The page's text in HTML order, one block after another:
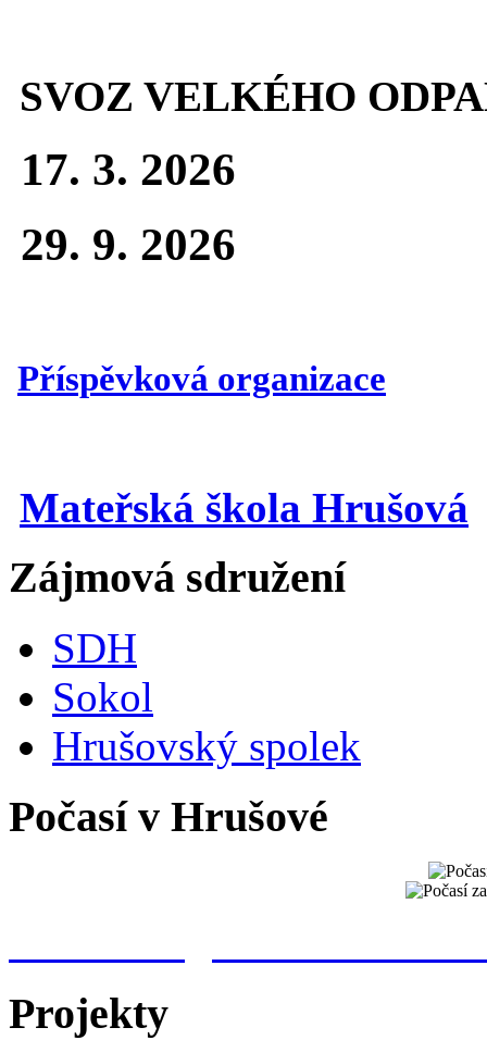
SVOZ VELKÉHO
17. 3. 2026
29. 9. 2026
Příspěvková organizace
Mateřská škola Hrušová
Zájmová sdružení
SDH
Sokol
Hrušovský spolek
Počasí v Hrušové
Projekty